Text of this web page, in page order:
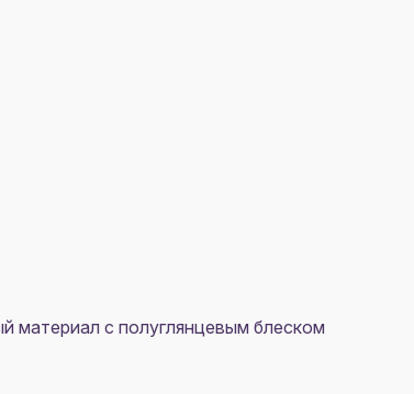
материал с полуглянцевым блеском